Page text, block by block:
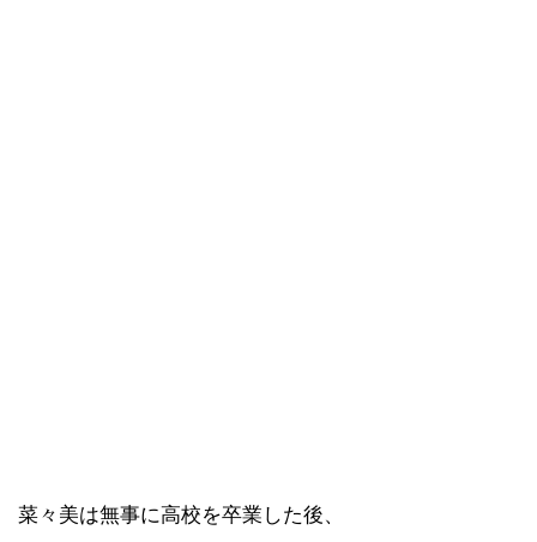
菜々美は無事に高校を卒業した後、